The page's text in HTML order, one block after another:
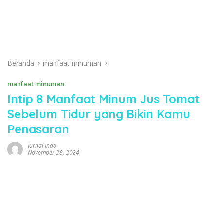
Beranda manfaat minuman
manfaat minuman
Intip 8 Manfaat Minum Jus Tomat
Sebelum Tidur yang Bikin Kamu
Penasaran
Jurnal Indo
November 28, 2024